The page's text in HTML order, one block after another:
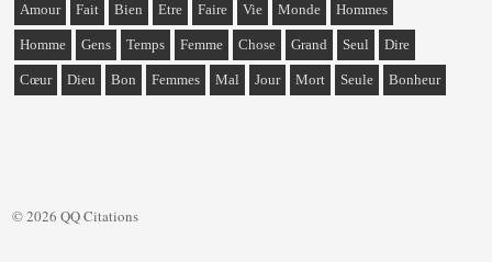
Amour Fait Bien Etre Faire Vie Monde Hommes
Homme Gens Temps Femme Chose Grand Seul Dire
Cœur Dieu Bon Femmes Mal Jour Mort Seule Bonheur
© 2026 QQ Citations